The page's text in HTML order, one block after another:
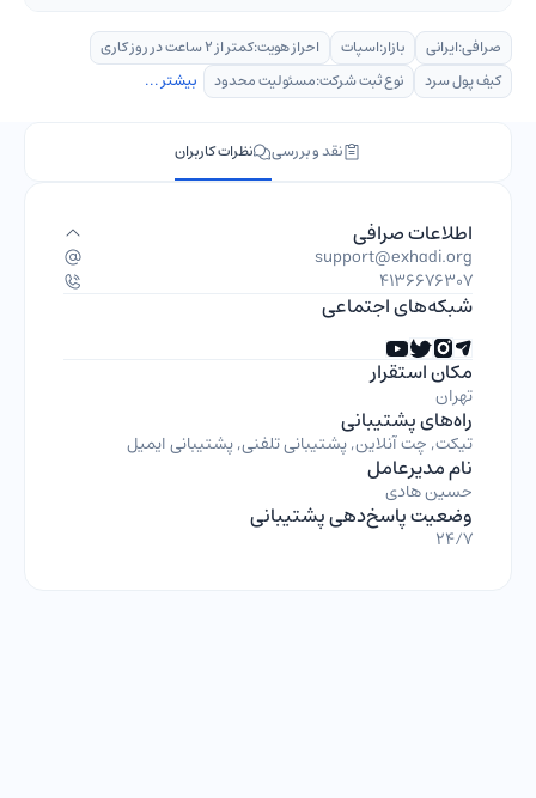
صرافی:ایرانی بازار:اسپات احراز هویت:کمتر از 2 ساعت در روز کاری
کیف پول سرد
نوع ثبت شرکت:مسئولیت محدود بیشتر ...
نقد و بررسی نظرات کاربران
اطلاعات صرافی
support@exhadi.org
4136676307
شبکه‌های اجتماعی
مکان استقرار
تهران
راه‌های پشتیبانی
تیکت, چت آنلاین, پشتیبانی تلفنی, پشتیبانی ایمیل
نام مدیرعامل
حسین هادی
وضعیت پاسخ‌دهی پشتیبانی
24/7